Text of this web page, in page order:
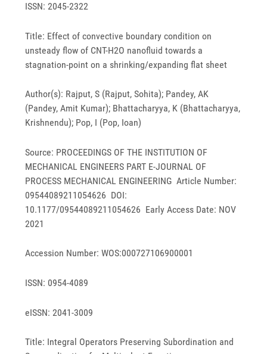
ISSN: 2045-2322
Title: Effect of convective boundary condition on
unsteady flow of CNT-H2O nanofluid towards a
stagnation-point on a shrinking/expanding flat sheet
Author(s): Rajput, S (Rajput, Sohita); Pandey, AK
(Pandey, Amit Kumar); Bhattacharyya, K (Bhattacharyya,
Krishnendu); Pop, I (Pop, Ioan)
Source: PROCEEDINGS OF THE INSTITUTION OF
MECHANICAL ENGINEERS PART E-JOURNAL OF
PROCESS MECHANICAL ENGINEERING Article Number:
09544089211054626 DOI:
10.1177/09544089211054626 Early Access Date: NOV
2021
Accession Number: WOS:000727106900001
ISSN: 0954-4089
eISSN: 2041-3009
Title: Integral Operators Preserving Subordination and